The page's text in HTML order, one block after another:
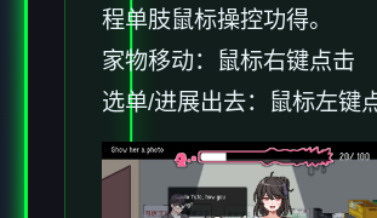
程单肢鼠标操控功得。
家物移动：鼠标右键点击
选单/进展出去：鼠标左键